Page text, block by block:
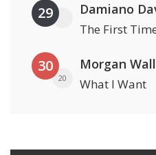
29 Damiano
The First
30
20
Morgan
What I Want